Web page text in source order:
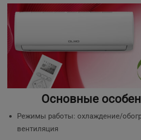
Основные
Режимы работы: охлаждение/
вентиляция